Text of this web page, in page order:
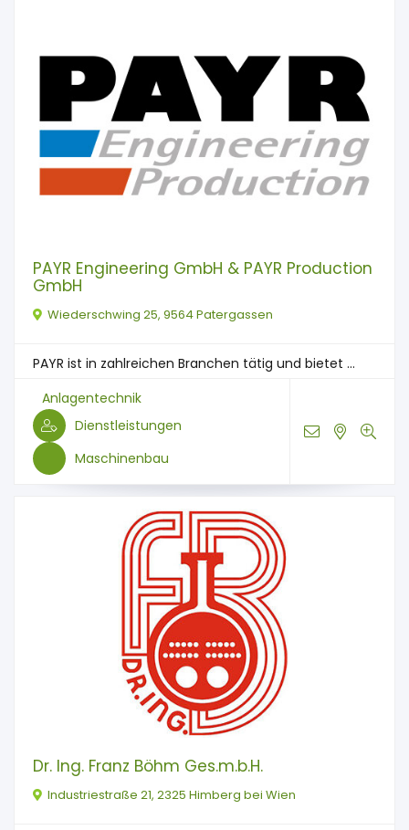
PAYR Engineering GmbH & PAYR Production
GmbH
Wiederschwing 25, 9564 Patergassen
PAYR ist in zahlreichen Branchen tätig und bietet ...
Anlagentechnik
Dienstleistungen
Maschinenbau
Dr. Ing. Franz Böhm Ges.m.b.H.
Industriestraße 21, 2325 Himberg bei Wien